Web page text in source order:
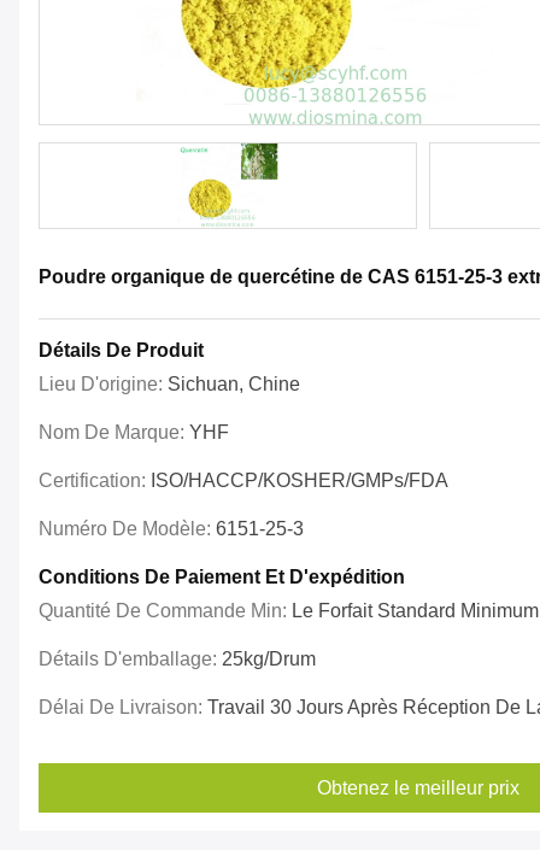
Poudre organique de quercétine de CAS 6151-25-3
Détails De Produit
Lieu D'origine: Sichuan, Chine
Nom De Marque: YHF
Certification: ISO/HACCP/KOSHER/GMPs/FDA
Numéro De Modèle: 6151-25-3
Conditions De Paiement Et D'expédition
Quantité De Commande Min: Le Forfait Standard
Détails D'emballage: 25kg/drum
Délai De Livraison: Travail 30 Jours Après Réception De
Obtenez le meilleur prix